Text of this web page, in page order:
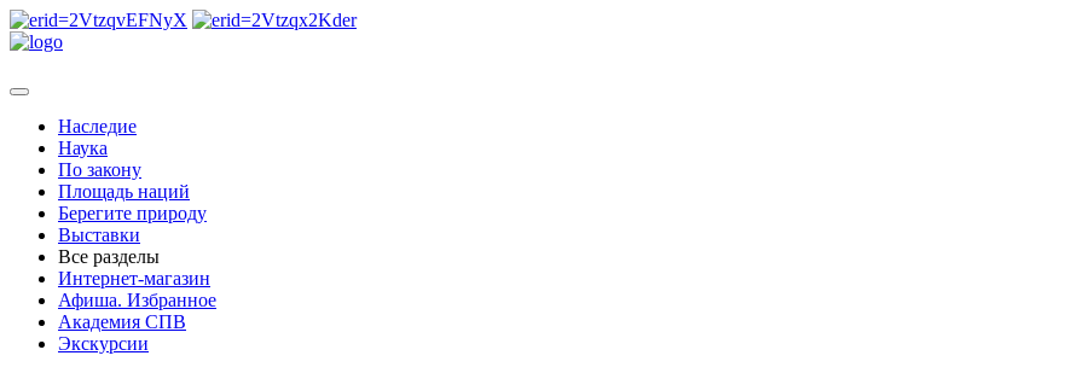
Наследие
Наука
По закону
Площадь наций
Берегите природу
Выставки
Все разделы
Интернет-магазин
Афиша. Избранное
Академия СПВ
Экскурсии